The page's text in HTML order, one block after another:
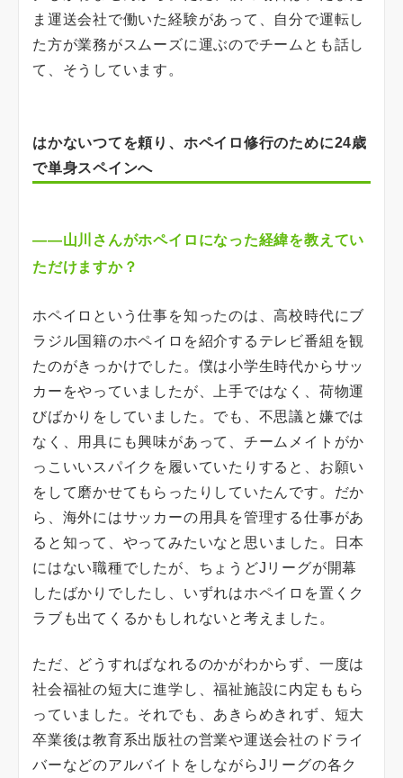
ま運送会社で働いた経験があって、自分で運転し
た方が業務がスムーズに運ぶのでチームとも話し
て、そうしています。
はかないつてを頼り、ホペイロ修行のために24歳
で単身スペインへ
――山川さんがホペイロになった経緯を教えてい
ただけますか？
ホペイロという仕事を知ったのは、高校時代にブ
ラジル国籍のホペイロを紹介するテレビ番組を観
たのがきっかけでした。僕は小学生時代からサッ
カーをやっていましたが、上手ではなく、荷物運
びばかりをしていました。でも、不思議と嫌では
なく、用具にも興味があって、チームメイトがか
っこいいスパイクを履いていたりすると、お願い
をして磨かせてもらったりしていたんです。だか
ら、海外にはサッカーの用具を管理する仕事があ
ると知って、やってみたいなと思いました。日本
にはない職種でしたが、ちょうどJリーグが開幕
したばかりでしたし、いずれはホペイロを置くク
ラブも出てくるかもしれないと考えました。
ただ、どうすればなれるのかがわからず、一度は
社会福祉の短大に進学し、福祉施設に内定ももら
っていました。それでも、あきらめきれず、短大
卒業後は教育系出版社の営業や運送会社のドライ
バーなどのアルバイトをしながらJリーグの各ク